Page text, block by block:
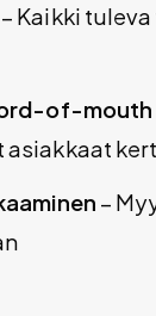
– Kaikki
of-mouth
–